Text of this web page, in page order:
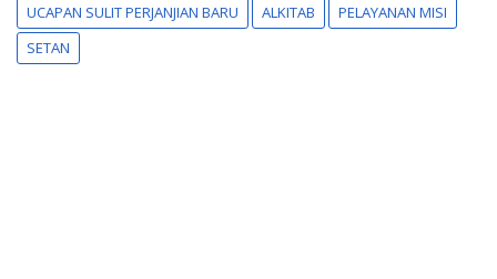
UCAPAN SULIT PERJANJIAN BARU
ALKITAB
PELAYANAN MISI
SETAN